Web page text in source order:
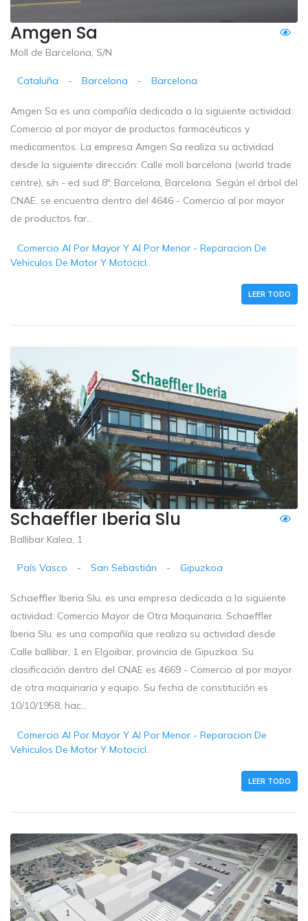
Amgen Sa
Moll de Barcelona, S/N
Cataluña - Barcelona - Barcelona
Amgen Sa es una compañía dedicada a la siguiente actividad:
Comercio al por mayor de productos farmacéuticos y
medicamentos. La empresa Amgen Sa realiza su actividad
desde la siguiente dirección: Calle moll barcelona (world trade
centre), s/n - ed sud 8ª, Barcelona, Barcelona. Según el árbol del
CNAE, se encuentra dentro del 4646 - Comercio al por mayor
de productos far...
Comercio Al Por Mayor Y Al Por Menor - Reparacion De
Vehiculos De Motor Y Motocicl..
LEER TODO
Schaeffler Iberia Slu
Ballibar Kalea, 1
País Vasco - San Sebastián - Gipuzkoa
Schaeffler Iberia Slu. es una empresa dedicada a la siguiente
actividad: Comercio Mayor de Otra Maquinaria. Schaeffler
Iberia Slu. es una compañía que realiza su actividad desde
Calle ballibar, 1 en Elgoibar, provincia de Gipuzkoa. Su
clasificación dentro del CNAE es 4669 - Comercio al por mayor
de otra maquinaria y equipo. Su fecha de constitución es
10/10/1958, hac...
Comercio Al Por Mayor Y Al Por Menor - Reparacion De
Vehiculos De Motor Y Motocicl..
LEER TODO